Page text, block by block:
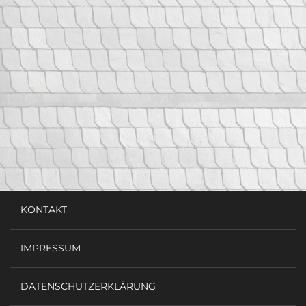
KONTAKT
IMPRESSUM
DATENSCHUTZERKLÄRUNG